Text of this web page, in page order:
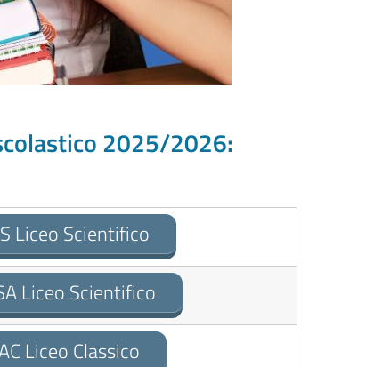
2025/2026:
Liceo Scientifico
Liceo Scientifico
Liceo Classico